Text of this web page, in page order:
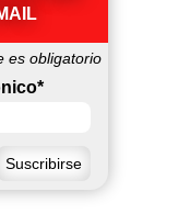
es obligatorio
*